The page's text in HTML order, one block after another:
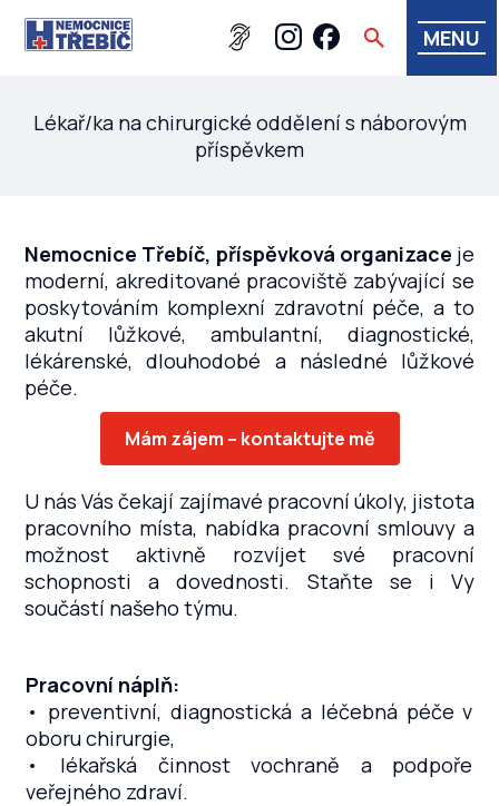
MENU
Lékař/ka na chirurgické oddělení s náborovým
příspěvkem
Nemocnice Třebíč, příspěvková organizace je
moderní, akreditované pracoviště zabývající se
poskytováním komplexní zdravotní péče, a to
akutní lůžkové, ambulantní, diagnostické,
lékárenské, dlouhodobé a následné lůžkové
péče.
Mám zájem – kontaktujte mě
U nás Vás čekají zajímavé pracovní úkoly, jistota
pracovního místa, nabídka pracovní smlouvy a
možnost aktivně rozvíjet své pracovní
schopnosti a dovednosti. Staňte se i Vy
součástí našeho týmu.
Pracovní náplň:
• preventivní, diagnostická a léčebná péče v
oboru chirurgie,
• lékařská činnost vochraně a podpoře
veřejného zdraví.